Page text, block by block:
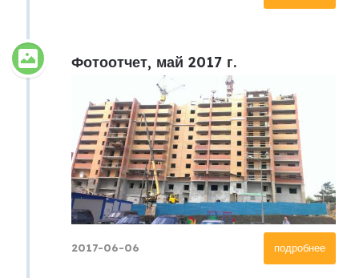
Фотоотчет, май 2017 г.
подробнее
2017-06-06